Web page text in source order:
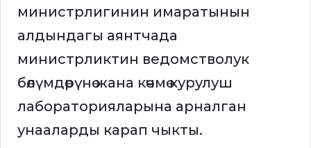
министрлигинин имаратынын
алдындагы аянтчада
министрликтин ведомстволук
бөлүмдөрүнө жана көчмө курулуш
лабораторияларына арналган
унааларды карап чыкты.